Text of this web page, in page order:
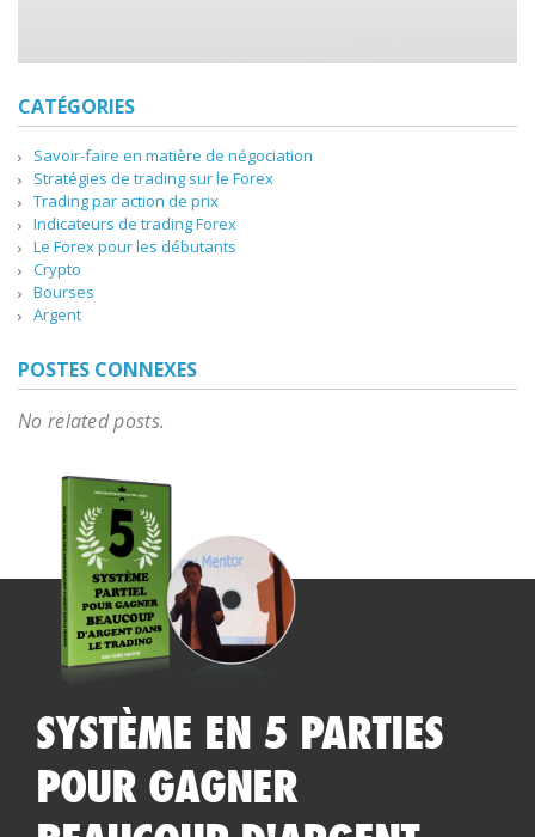
CATÉGORIES
Savoir-faire en matière de négociation
Stratégies de trading sur le Forex
Trading par action de prix
Indicateurs de trading Forex
Le Forex pour les débutants
Crypto
Bourses
Argent
POSTES CONNEXES
No related posts.
SYSTÈME EN 5 PARTIES
POUR GAGNER